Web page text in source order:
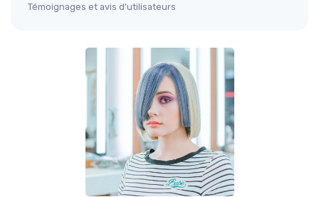
Témoignages et avis d'utilisateurs